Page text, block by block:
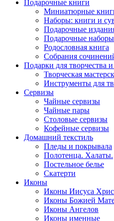
Подарочные книги
Миниатюрные
Наборы: книги и
Подарочные
Подарочные
Родословная книга
Собрания
Подарки для творчества
Творческая
Инструменты для
Cервизы
Чайные сервизы
Чайные пары
Столовые сервизы
Кофейные сервизы
Домашний текстиль
Пледы и покрывала
Полотенца. Халаты.
Постельное белье
Скатерти
Иконы
Иконы Иисуса
Иконы Божией
Иконы Ангелов
Иконы именные